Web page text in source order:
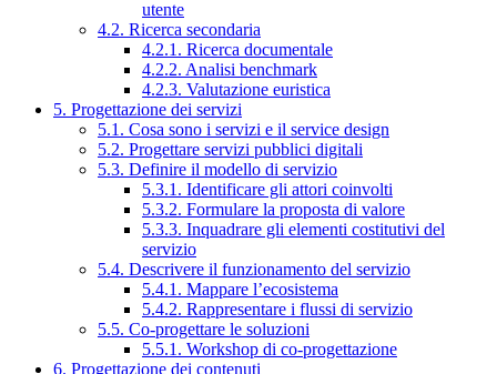
utente
4.2. Ricerca secondaria
4.2.1. Ricerca documentale
4.2.2. Analisi benchmark
4.2.3. Valutazione euristica
5. Progettazione dei servizi
5.1. Cosa sono i servizi e il service design
5.2. Progettare servizi pubblici digitali
5.3. Definire il modello di servizio
5.3.1. Identificare gli attori coinvolti
5.3.2. Formulare la proposta di valore
5.3.3. Inquadrare gli elementi costitutivi del
servizio
5.4. Descrivere il funzionamento del servizio
5.4.1. Mappare l’ecosistema
5.4.2. Rappresentare i flussi di servizio
5.5. Co-progettare le soluzioni
5.5.1. Workshop di co-progettazione
6. Progettazione dei contenuti